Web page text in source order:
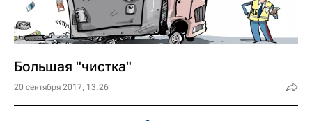
Большая "чистка"
20 сентября 2017, 13:26